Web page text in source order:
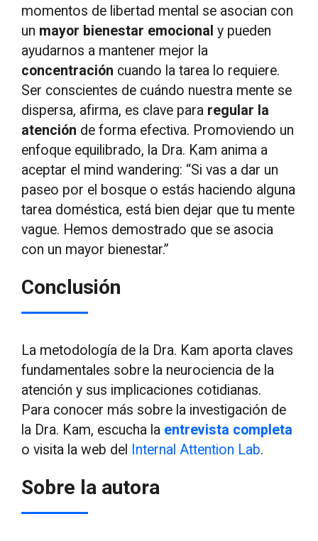
momentos de libertad mental se asocian con
un mayor bienestar emocional y pueden
ayudarnos a mantener mejor la
concentración cuando la tarea lo requiere.
Ser conscientes de cuándo nuestra mente se
dispersa, afirma, es clave para regular la
atención de forma efectiva. Promoviendo un
enfoque equilibrado, la Dra. Kam anima a
aceptar el mind wandering: “Si vas a dar un
paseo por el bosque o estás haciendo alguna
tarea doméstica, está bien dejar que tu mente
vague. Hemos demostrado que se asocia
con un mayor bienestar.”
Conclusión
La metodología de la Dra. Kam aporta claves
fundamentales sobre la neurociencia de la
atención y sus implicaciones cotidianas.
Para conocer más sobre la investigación de
la Dra. Kam, escucha la entrevista completa
o visita la web del
Internal Attention Lab.
Sobre la autora